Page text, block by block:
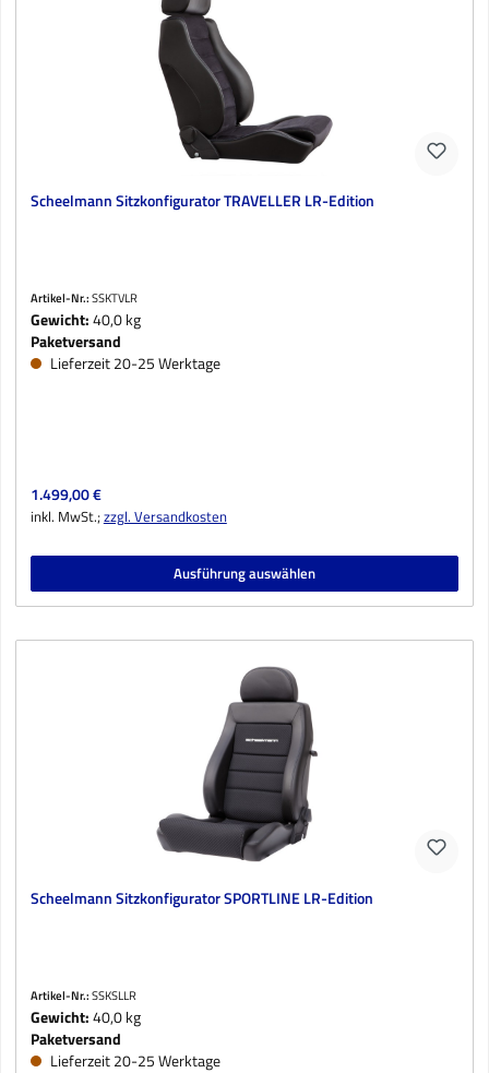
Scheelmann Sitzkonfigurator TRAVELLER LR-Edition
Artikel-Nr.:SSKTVLR
Gewicht:40,0 kg
Paketversand
Lieferzeit 20-25 Werktage
Regulärer Preis:
1.499,00 €
inkl. MwSt.;zzgl. Versandkosten
Ausführung auswählen
Scheelmann Sitzkonfigurator SPORTLINE LR-Edition
Artikel-Nr.:SSKSLLR
Gewicht:40,0 kg
Paketversand
Lieferzeit 20-25 Werktage